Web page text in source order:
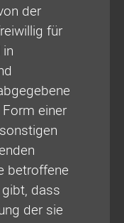
der
für
einer
betroffene
dass
der sie